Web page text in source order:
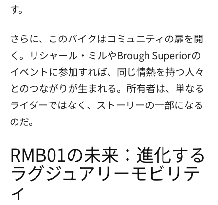
す。
さらに、このバイクはコミュニティの扉を開
く。リシャール・ミルやBrough Superiorの
イベントに参加すれば、同じ情熱を持つ人々
とのつながりが生まれる。所有者は、単なる
ライダーではなく、ストーリーの一部になる
のだ。
RMB01の未来：進化する
ラグジュアリーモビリテ
ィ